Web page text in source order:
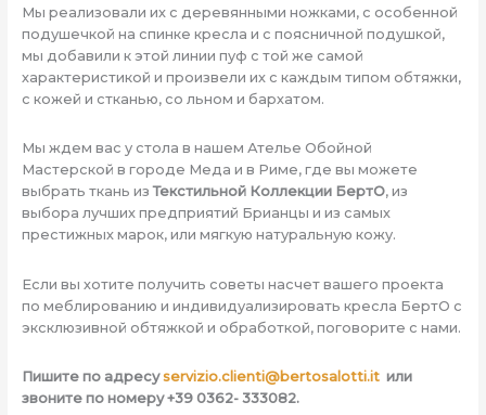
Мы реализовали их с деревянными ножками, с особенной
подушечкой на спинке кресла и с поясничной подушкой,
мы добавили к этой линии пуф с той же самой
характеристикой и произвели их с каждым типом обтяжки,
с кожей и стканью, со льном и бархатом.
Мы ждем вас у стола в нашем Ателье Обойной
Мастерской в городе Меда и в Риме, где вы можете
выбрать ткань изТекстильной Коллекции БертО, из
выбора лучших предприятий Брианцы и из самых
престижных марок, или мягкую натуральную кожу.
Если вы хотите получить советы насчет вашего проекта
по меблированию и индивидуализировать кресла БертО с
эксклюзивной обтяжкой и обработкой, поговорите с нами.
Пишите по адресуservizio.clienti@bertosalotti.itили
звоните по номеру +39 0362- 333082.